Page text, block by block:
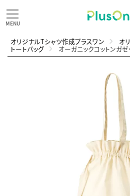
オリジナルTシャツ作成プラスワン オ
トートバッグ オーガニックコットンガゼ